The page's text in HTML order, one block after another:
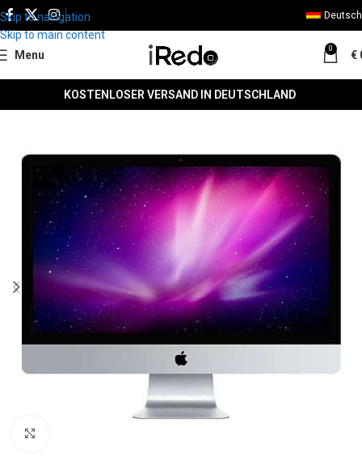
Skip to navigation
Skip to main content
Deutsch
Menu 0 €
KOSTENLOSER VERSAND IN DEUTSCHLAND